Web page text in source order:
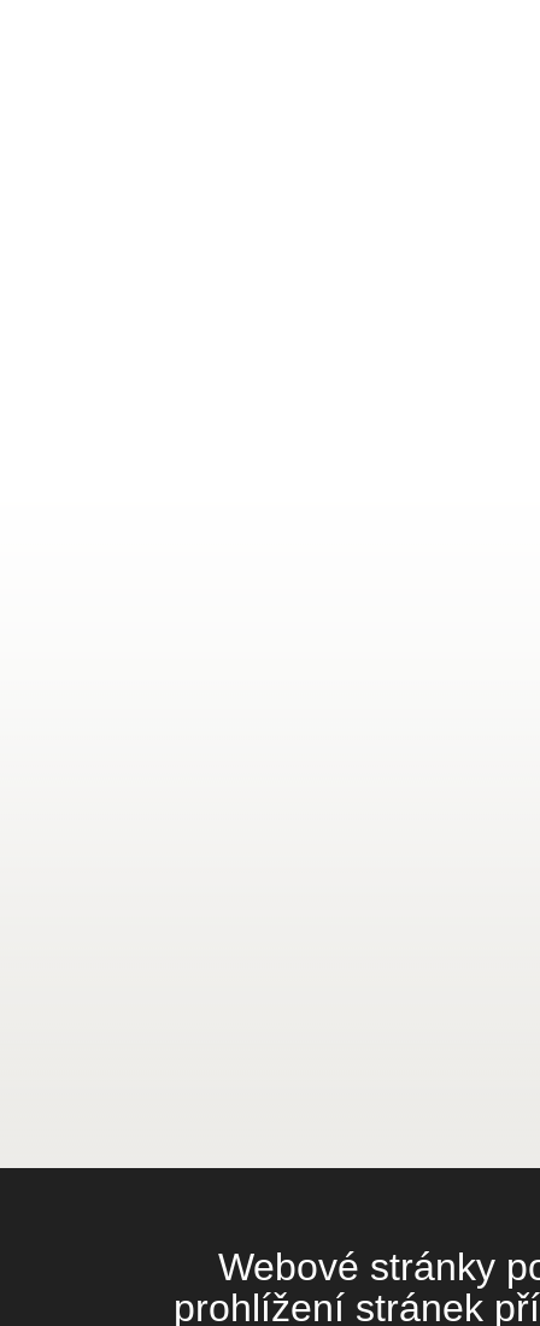
Webové stránky
prohlížení stránek